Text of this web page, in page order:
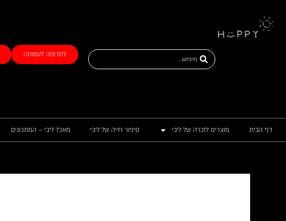
לתוכן
Search
...
לתרומה לעמותה
דף הבית מוצרים לזכרה של ליבי סיפור חייה של ליבי מאכל ליבי – המתכונים